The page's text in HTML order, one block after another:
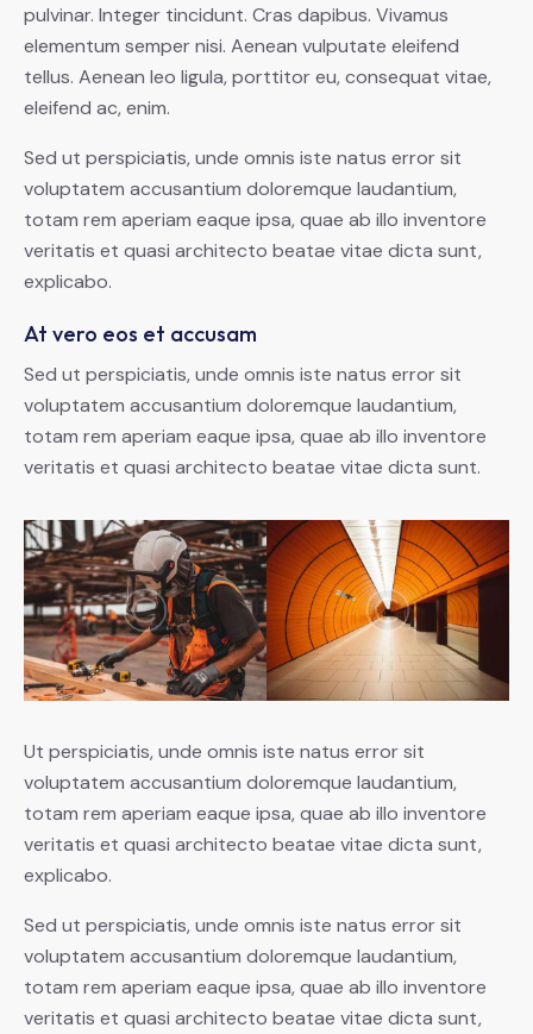
pulvinar. Integer tincidunt. Cras dapibus. Vivamus
elementum semper nisi. Aenean vulputate eleifend
tellus. Aenean leo ligula, porttitor eu, consequat vitae,
eleifend ac, enim.
Sed ut perspiciatis, unde omnis iste natus error sit
voluptatem accusantium doloremque laudantium,
totam rem aperiam eaque ipsa, quae ab illo inventore
veritatis et quasi architecto beatae vitae dicta sunt,
explicabo.
At vero eos et accusam
Sed ut perspiciatis, unde omnis iste natus error sit
voluptatem accusantium doloremque laudantium,
totam rem aperiam eaque ipsa, quae ab illo inventore
veritatis et quasi architecto beatae vitae dicta sunt.
Ut perspiciatis, unde omnis iste natus error sit
voluptatem accusantium doloremque laudantium,
totam rem aperiam eaque ipsa, quae ab illo inventore
veritatis et quasi architecto beatae vitae dicta sunt,
explicabo.
Sed ut perspiciatis, unde omnis iste natus error sit
voluptatem accusantium doloremque laudantium,
totam rem aperiam eaque ipsa, quae ab illo inventore
veritatis et quasi architecto beatae vitae dicta sunt,